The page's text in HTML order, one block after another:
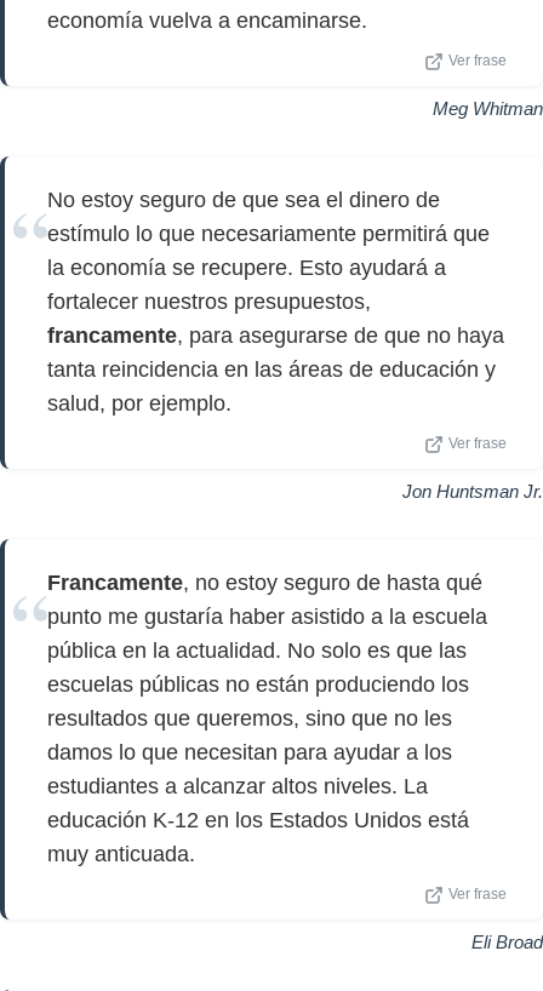
economía vuelva a encaminarse.
Ver frase
Meg Whitman
No estoy seguro de que sea el dinero de
estímulo lo que necesariamente permitirá que
la economía se recupere. Esto ayudará a
fortalecer nuestros presupuestos,
francamente, para asegurarse de que no haya
tanta reincidencia en las áreas de educación y
salud, por ejemplo.
Ver frase
Jon Huntsman Jr.
Francamente, no estoy seguro de hasta qué
punto me gustaría haber asistido a la escuela
pública en la actualidad. No solo es que las
escuelas públicas no están produciendo los
resultados que queremos, sino que no les
damos lo que necesitan para ayudar a los
estudiantes a alcanzar altos niveles. La
educación K-12 en los Estados Unidos está
muy anticuada.
Ver frase
Eli Broad